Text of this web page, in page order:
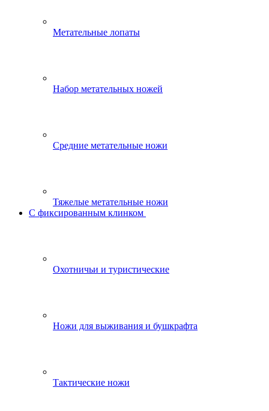
Метательные лопаты
Набор метательных ножей
Средние метательные ножи
Тяжелые метательные ножи
С фиксированным клинком
Охотничьи и туристические
Ножи для выживания и бушкрафта
Тактические ножи